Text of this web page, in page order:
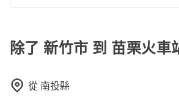
不會超過座位的上限。
全、舒適地送達台灣各地的目的地。
除了 新竹市 到 苗栗火
從 南投縣